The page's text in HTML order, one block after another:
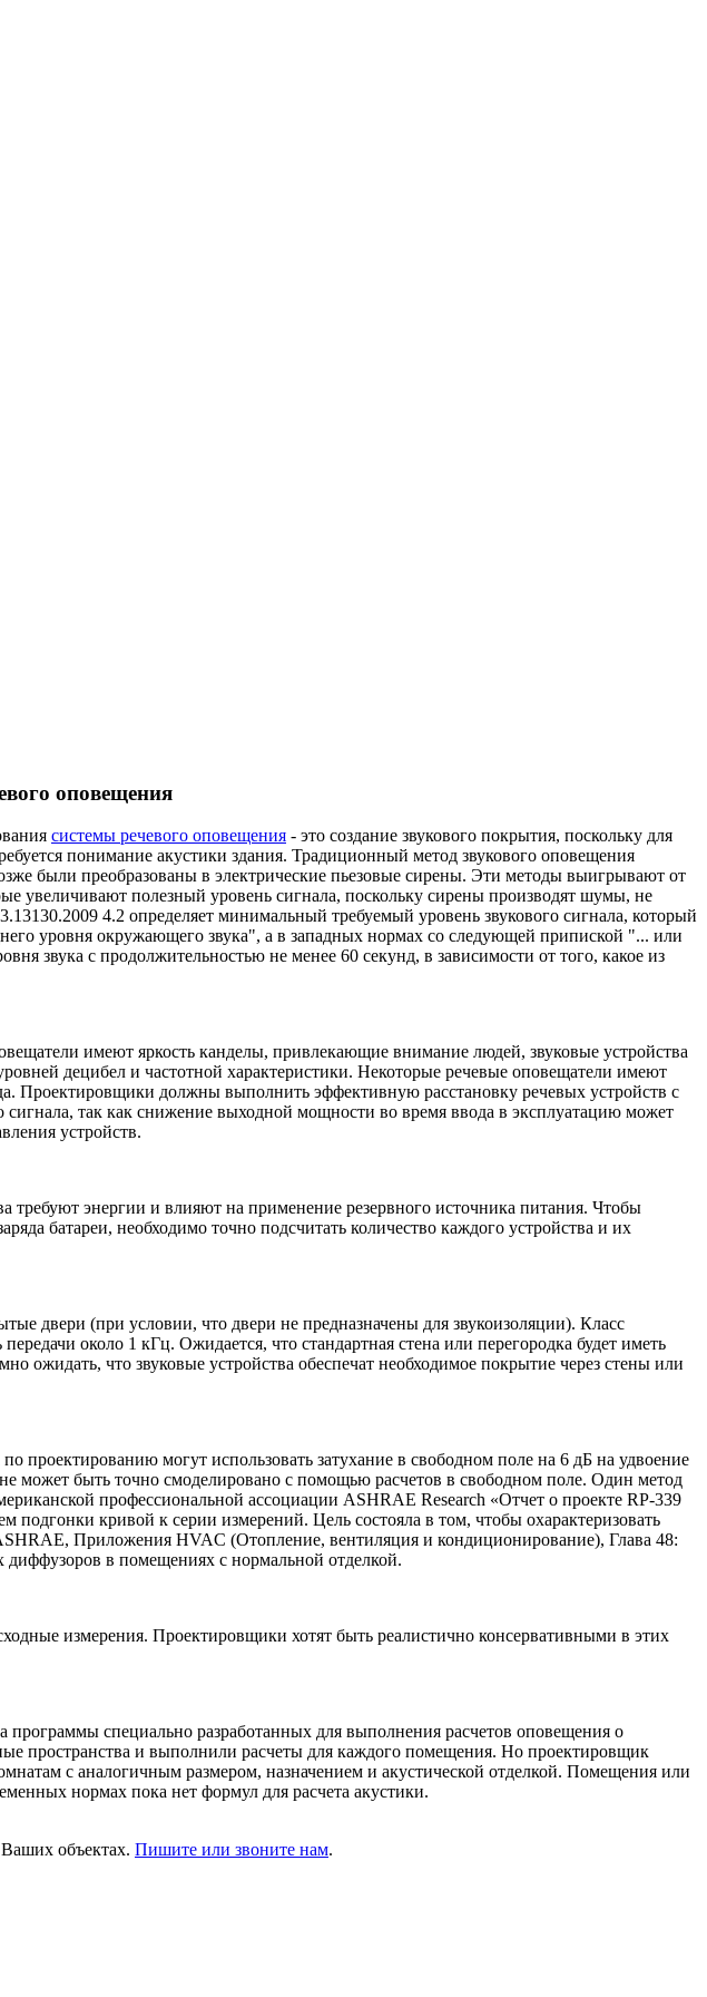
оповещения
системы речевого оповещения - это создание звукового покрытия, поскольку для
понимание акустики здания. Традиционный метод звукового оповещения
были преобразованы в электрические пьезовые сирены. Эти методы выигрывают от
увеличивают полезный уровень сигнала, поскольку сирены производят шумы, не
4.2 определяет минимальный требуемый уровень звукового сигнала, который
уровня окружающего звука", а в западных нормах со следующей припиской "... или
звука с продолжительностью не менее 60 секунд, в зависимости от того, какое из
имеют яркость канделы, привлекающие внимание людей, звуковые устройства
децибел и частотной характеристики. Некоторые речевые оповещатели имеют
Проектировщики должны выполнить эффективную расстановку речевых устройств с
так как снижение выходной мощности во время ввода в эксплуатацию может
устройств.
требуют энергии и влияют на применение резервного источника питания. Чтобы
батареи, необходимо точно подсчитать количество каждого устройства и их
двери (при условии, что двери не предназначены для звукоизоляции). Класс
около 1 кГц. Ожидается, что стандартная стена или перегородка будет иметь
ожидать, что звуковые устройства обеспечат необходимое покрытие через стены или
проектированию могут использовать затухание в свободном поле на 6 дБ на удвоение
может быть точно смоделировано с помощью расчетов в свободном поле. Один метод
профессиональной ассоциации ASHRAE Research «Отчет о проекте RP-339
кривой к серии измерений. Цель состояла в том, чтобы охарактеризовать
Приложения HVAC (Отопление, вентиляция и кондиционирование), Глава 48:
в помещениях с нормальной отделкой.
измерения. Проектировщики хотят быть реалистично консервативными в этих
специально разработанных для выполнения расчетов оповещения о
пространства и выполнили расчеты для каждого помещения. Но проектировщик
с аналогичным размером, назначением и акустической отделкой. Помещения или
нормах пока нет формул для расчета акустики.
объектах. Пишите или звоните нам.